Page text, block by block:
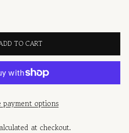
TO CART
payment options
at checkout.